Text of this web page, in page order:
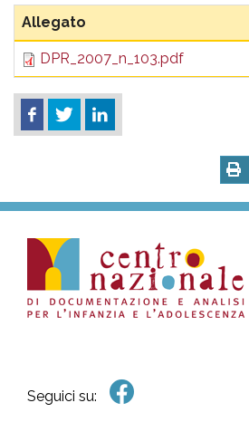
Allegato
DPR_2007_n_103.pdf
Seguici su: